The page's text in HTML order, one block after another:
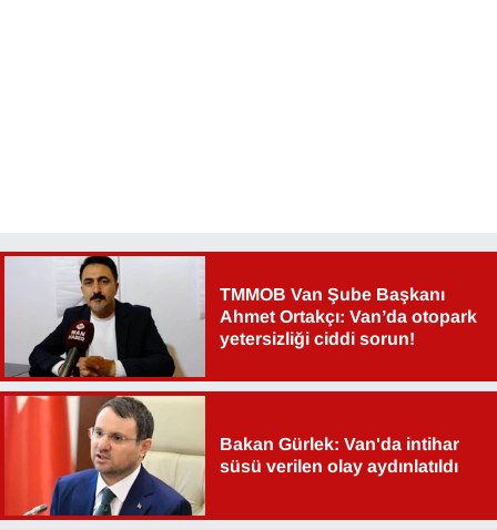
TMMOB Van Şube Başkanı
Ahmet Ortakçı: Van’da otopark
yetersizliği ciddi sorun!
Bakan Gürlek: Van'da intihar
süsü verilen olay aydınlatıldı